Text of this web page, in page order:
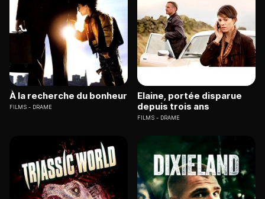
À la recherche du bonheur
FILMS DRAME
Elaine, portée disparue
depuis trois ans
FILMS DRAME